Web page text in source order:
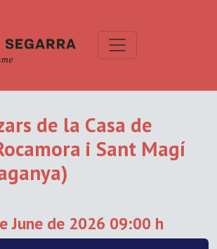
de la Casa de
i Sant Magí
June de 2026 09:00 h